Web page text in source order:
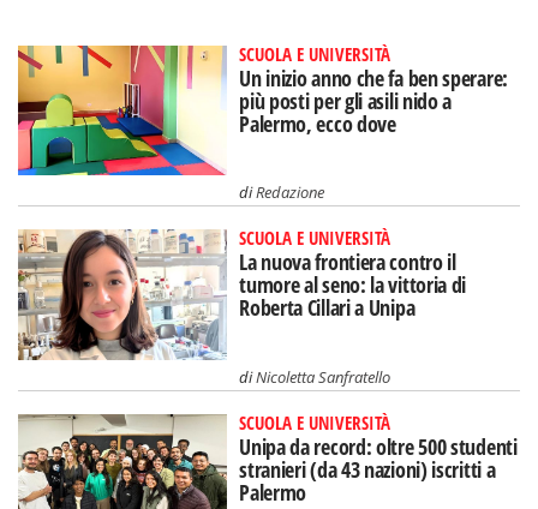
SCUOLA E UNIVERSITÀ
Un inizio anno che fa ben sperare:
più posti per gli asili nido a
Palermo, ecco dove
diRedazione
SCUOLA E UNIVERSITÀ
La nuova frontiera contro il
tumore al seno: la vittoria di
Roberta Cillari a Unipa
diNicoletta Sanfratello
SCUOLA E UNIVERSITÀ
Unipa da record: oltre 500 studenti
stranieri (da 43 nazioni) iscritti a
Palermo